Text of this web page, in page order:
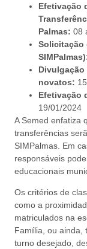
Efetivação
Palmas: 08
Solicitação
novatos:
Efetivação
19/01/2024
A Semed enfatiza
transferências
SIMPalmas. Em
responsáveis
educacionais
Os critérios de
como a
matriculados na
Família, ou ainda,
turno desejado,